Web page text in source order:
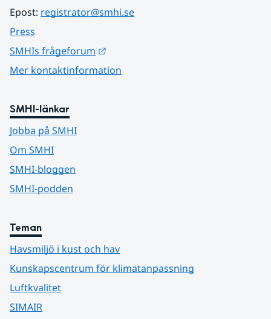
Epost: registrator@smhi.se
Press
SMHIs frågeforum
Mer kontaktinformation
SMHI-länkar
Jobba på SMHI
Om SMHI
SMHI-bloggen
SMHI-podden
Teman
Havsmiljö i kust och hav
Kunskapscentrum för klimatanpassning
Luftkvalitet
SIMAIR